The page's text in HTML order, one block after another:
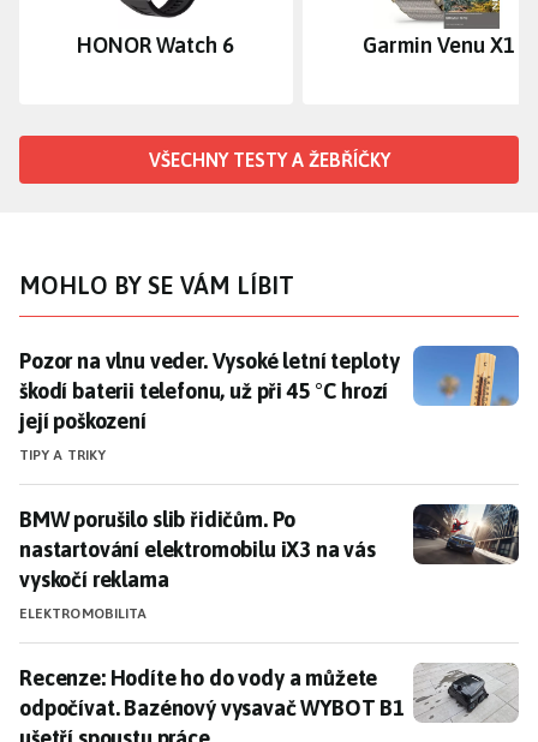
HONOR Watch 6 Garmin Venu X1
VŠECHNY TESTY A ŽEBŘÍČKY
MOHLO BY SE VÁM LÍBIT
Pozor na vlnu veder. Vysoké letní teploty škodí
Pozor na vlnu veder. Vysoké letní teploty
škodí baterii telefonu, už při 45 °C hrozí
její poškození
TIPY A TRIKY
BMW porušilo slib řidičům. Po nastartování
BMW porušilo slib řidičům. Po
nastartování elektromobilu iX3 na vás
vyskočí reklama
ELEKTROMOBILITA
Recenze: Hodíte ho do vody a můžete odpočívat.
Recenze: Hodíte ho do vody a můžete
odpočívat. Bazénový vysavač WYBOT B1